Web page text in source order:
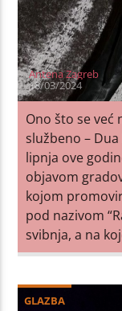
Antena Zagreb
18/03/2024
Ono što se već
službeno –
lipnja ove
objavom
kojom
pod nazivom
svibnja, a na
GLAZBA